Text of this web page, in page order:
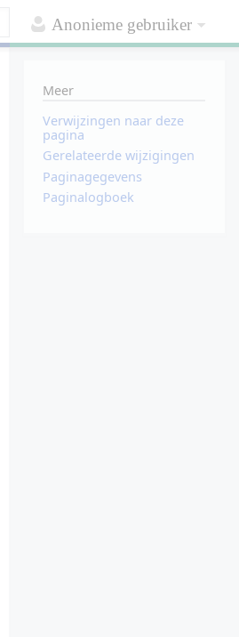
Anonieme gebruiker
omschakelen
Meer
Verwijzingen naar deze
pagina
Gerelateerde wijzigingen
Paginagegevens
Paginalogboek